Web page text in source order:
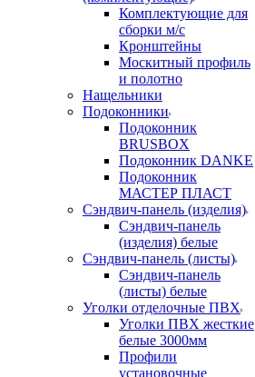
Комплектующие для
сборки м/с
Кронштейны
Москитный профиль
и полотно
Нащельники
Подоконники
Подоконник
BRUSBOX
Подоконник DANKE
Подоконник
МАСТЕР ПЛАСТ
Сэндвич-панель (изделия)
Сэндвич-панель
(изделия) белые
Сэндвич-панель (листы)
Сэндвич-панель
(листы) белые
Уголки отделочные ПВХ
Уголки ПВХ жесткие
белые 3000мм
Профили
установочные